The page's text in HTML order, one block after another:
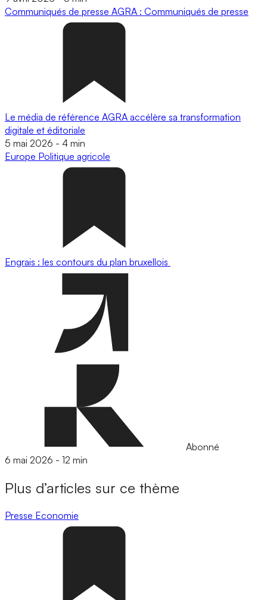
Communiqués de presse AGRA : Communiqués de presse
Le média de référence AGRA accélère sa transformation
digitale et éditoriale
5 mai 2026 - 4 min
Europe Politique agricole
Engrais : les contours du plan bruxellois
Abonné
6 mai 2026 - 12 min
Plus d’articles sur ce thème
Presse Economie